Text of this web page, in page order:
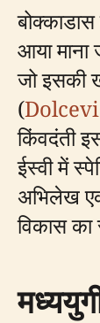
आया
जो इसकी
(
किंवदंती
ईस्वी में
अभिलेख
विकास